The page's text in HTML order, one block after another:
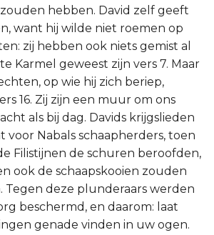
hebben. David zelf geeft
want hij wilde niet roemen op
zij hebben ook niets gemist al
Karmel geweest zijn vers 7. Maar
op wie hij zich beriep,
16. Zij zijn een muur om ons
als bij dag. Davids krijgslieden
voor Nabals schaapherders, toen
Filistijnen de schuren beroofden,
ook de schaapskooien zouden
Tegen deze plunderaars werden
beschermd, en daarom: laat
genade vinden in uw ogen.